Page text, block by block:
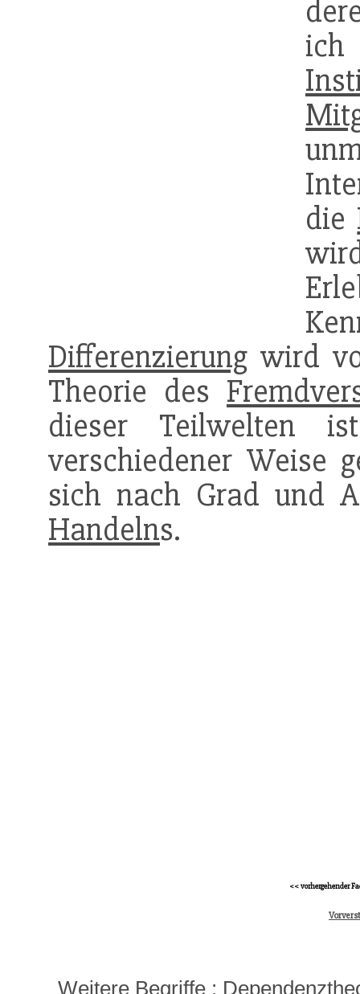
ich
die
Differenzierung wird
Theorie des
dieser Teilwelten
verschiedener Weise
sich nach Grad und
Handelns.
<< vorhergehender
Weitere Begriffe :